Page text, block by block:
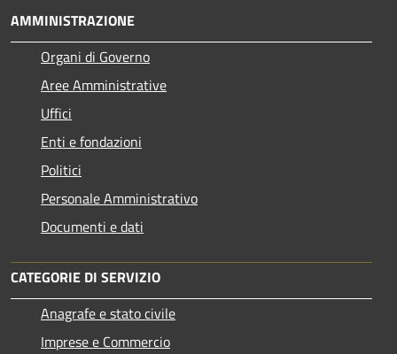
AMMINISTRAZIONE
Organi di Governo
Aree Amministrative
Uffici
Enti e fondazioni
Politici
Personale Amministrativo
Documenti e dati
CATEGORIE DI SERVIZIO
Anagrafe e stato civile
Imprese e Commercio